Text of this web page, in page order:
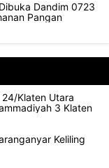
Dandim 0723
Pangan
Klaten Utara
3 Klaten
Keliling